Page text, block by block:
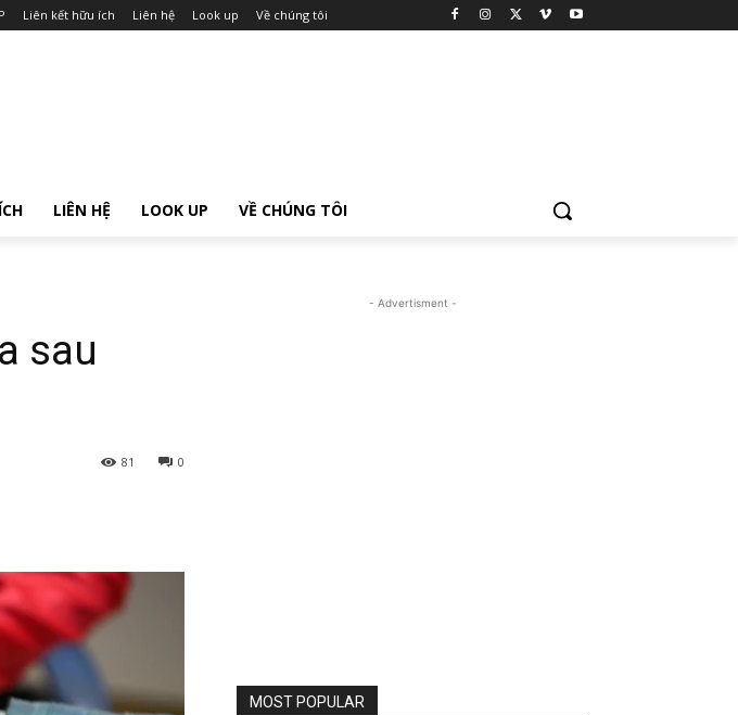
Liên kết hữu ích Liên hệ Look up Về chúng tôi
LIÊN HỆ LOOK UP VỀ CHÚNG TÔI
sau
0
81
- Advertisment -
MOST POPULAR